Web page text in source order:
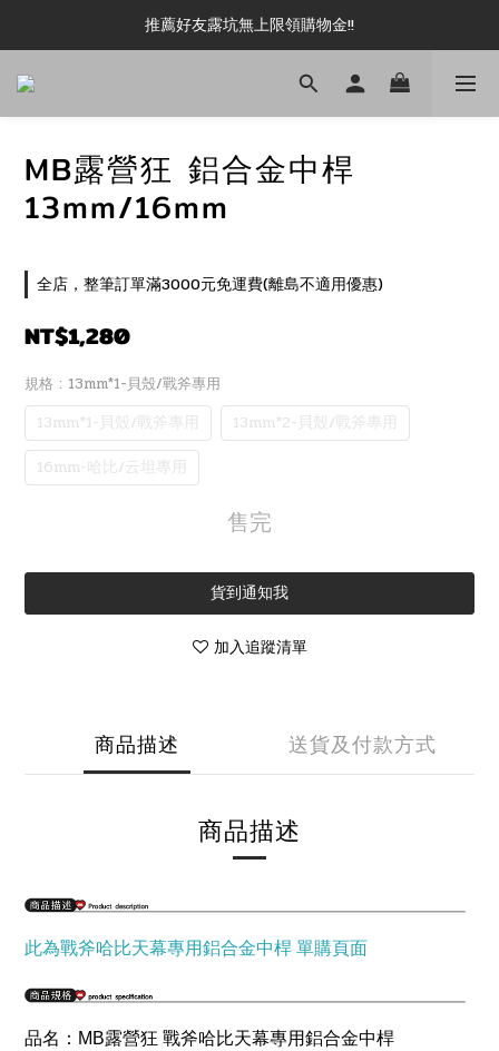
新加入會員即可現領 50元購物金!!
推薦好友露坑無上限領購物金!!
新加入會員即可現領 50元購物金!!
MB露營狂 鋁合金中桿
13mm/16mm
全店，整筆訂單滿3000元免運費(離島不適用優惠)
NT$1,280
規格 : 13mm*1-貝殼/戰斧專用
13mm*1-貝殼/戰斧專用
13mm*2-貝殼/戰斧專用
16mm-哈比/云坦專用
售完
貨到通知我
加入追蹤清單
商品描述 送貨及付款方式
商品描述
此為戰斧哈比天幕專用鋁合金中桿 單購頁面
品名：MB露營狂 戰斧哈比天幕專用鋁合金中桿